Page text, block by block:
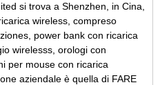
si trova a Shenzhen, in Cina,
wireless, compreso
s, power bank con ricarica
wirelesss, orologi con
per mouse con ricarica
aziendale è quella di FARE